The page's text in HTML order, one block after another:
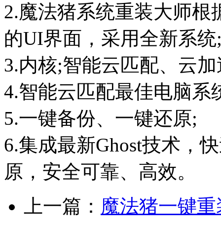
2.魔法猪系统重装大师
的UI界面，采用全新系统
3.内核;智能云匹配、云
4.智能云匹配最佳电脑系
5.一键备份、一键还原;
6.集成最新Ghost技术，
原，安全可靠、高效。
上一篇： 魔法猪一键